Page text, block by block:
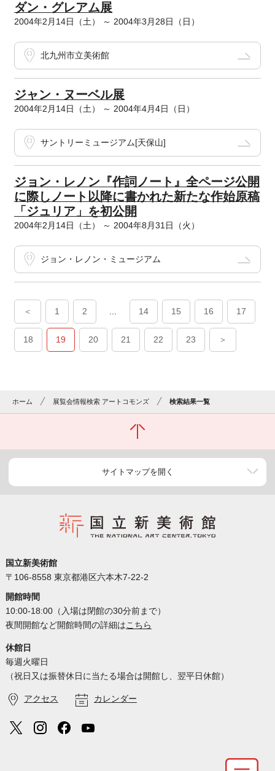
ダン・グレアム展
2004年2月14日（土） ～ 2004年3月28日（日）
北九州市立美術館
ジャン・ヌーベル展
2004年2月14日（土） ～ 2004年4月4日（日）
サントリーミュージアム[天保山]
ジョン・レノン『作詞ノート』全ページ公開
に際しノート以降に書かれた新たな作始原稿
「ジュリア」を初公開
2004年2月14日（土） ～ 2004年8月31日（火）
ジョン・レノン・ミュージアム
＜ 1 2 14 15 16 17
18 19 20 21 22 23 ＞
ホーム 展覧会情報検索 アートコモンズ 検索結果一覧
サイトマップを開く
国立新美術館
〒106-8558 東京都港区六本木7-22-2
開館時間
10:00-18:00（入場は閉館の30分前まで）
夜間開館など開館時間の詳細はこちら
休館日
毎週火曜日
（祝日又は振替休日に当たる場合は開館し、翌平日休館）
アクセス カレンダー